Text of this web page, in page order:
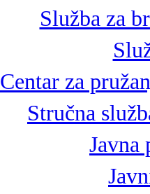
Služba za
Centar za
Stručna
Javna